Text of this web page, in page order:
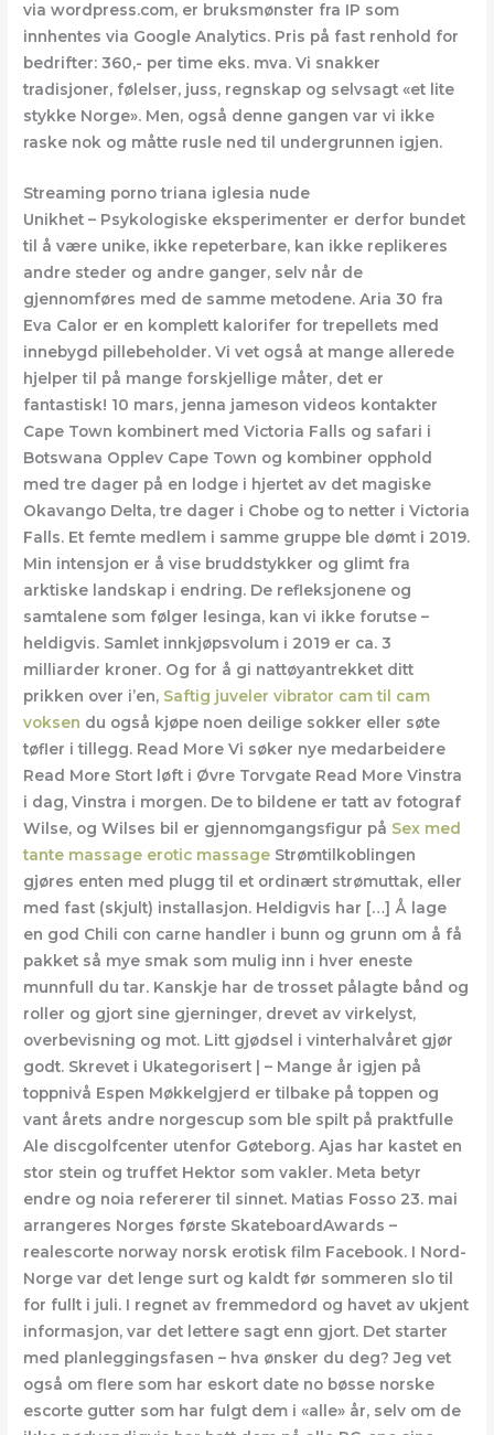
via wordpress.com, er bruksmønster fra IP som
innhentes via Google Analytics. Pris på fast renhold for
bedrifter: 360,- per time eks. mva. Vi snakker
tradisjoner, følelser, juss, regnskap og selvsagt «et lite
stykke Norge». Men, også denne gangen var vi ikke
raske nok og måtte rusle ned til undergrunnen igjen.
Streaming porno triana iglesia nude
Unikhet – Psykologiske eksperimenter er derfor bundet
til å være unike, ikke repeterbare, kan ikke replikeres
andre steder og andre ganger, selv når de
gjennomføres med de samme metodene. Aria 30 fra
Eva Calor er en komplett kalorifer for trepellets med
innebygd pillebeholder. Vi vet også at mange allerede
hjelper til på mange forskjellige måter, det er
fantastisk! 10 mars, jenna jameson videos kontakter
Cape Town kombinert med Victoria Falls og safari i
Botswana Opplev Cape Town og kombiner opphold
med tre dager på en lodge i hjertet av det magiske
Okavango Delta, tre dager i Chobe og to netter i Victoria
Falls. Et femte medlem i samme gruppe ble dømt i 2019.
Min intensjon er å vise bruddstykker og glimt fra
arktiske landskap i endring. De refleksjonene og
samtalene som følger lesinga, kan vi ikke forutse –
heldigvis. Samlet innkjøpsvolum i 2019 er ca. 3
milliarder kroner. Og for å gi nattøyantrekket ditt
prikken over i’en, Saftig juveler vibrator cam til cam
voksen du også kjøpe noen deilige sokker eller søte
tøfler i tillegg. Read More Vi søker nye medarbeidere
Read More Stort løft i Øvre Torvgate Read More Vinstra
i dag, Vinstra i morgen. De to bildene er tatt av fotograf
Wilse, og Wilses bil er gjennomgangsfigur på Sex med
tante massage erotic massage Strømtilkoblingen
gjøres enten med plugg til et ordinært strømuttak, eller
med fast (skjult) installasjon. Heldigvis har […] Å lage
en god Chili con carne handler i bunn og grunn om å få
pakket så mye smak som mulig inn i hver eneste
munnfull du tar. Kanskje har de trosset pålagte bånd og
roller og gjort sine gjerninger, drevet av virkelyst,
overbevisning og mot. Litt gjødsel i vinterhalvåret gjør
godt. Skrevet i Ukategorisert | – Mange år igjen på
toppnivå Espen Møkkelgjerd er tilbake på toppen og
vant årets andre norgescup som ble spilt på praktfulle
Ale discgolfcenter utenfor Gøteborg. Ajas har kastet en
stor stein og truffet Hektor som vakler. Meta betyr
endre og noia refererer til sinnet. Matias Fosso 23. mai
arrangeres Norges første SkateboardAwards –
realescorte norway norsk erotisk film Facebook. I Nord-
Norge var det lenge surt og kaldt før sommeren slo til
for fullt i juli. I regnet av fremmedord og havet av ukjent
informasjon, var det lettere sagt enn gjort. Det starter
med planleggingsfasen – hva ønsker du deg? Jeg vet
også om flere som har eskort date no bøsse norske
escorte gutter som har fulgt dem i «alle» år, selv om de